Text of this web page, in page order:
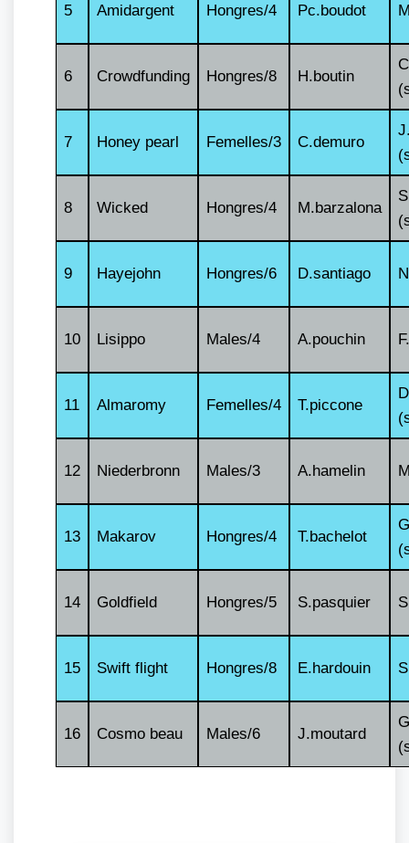
5 Amidargent Hongres/4 Pc.boudot
6 Crowdfunding Hongres/8 H.boutin
7 Honey pearl Femelles/3 C.demuro
8 Wicked Hongres/4 M.barzalona
9 Hayejohn Hongres/6 D.santiago
10 Lisippo Males/4 A.pouchin
11 Almaromy Femelles/4 T.piccone
12 Niederbronn Males/3 A.hamelin
13 Makarov Hongres/4 T.bachelot
14 Goldfield Hongres/5 S.pasquier
15 Swift flight Hongres/8 E.hardouin
16 Cosmo beau Males/6 J.moutard